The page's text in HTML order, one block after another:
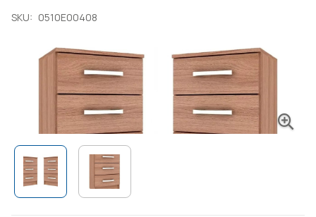
SKU: 0510E00408